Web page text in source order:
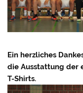
Ein herzliches
die Ausstattung der
T-Shirts.